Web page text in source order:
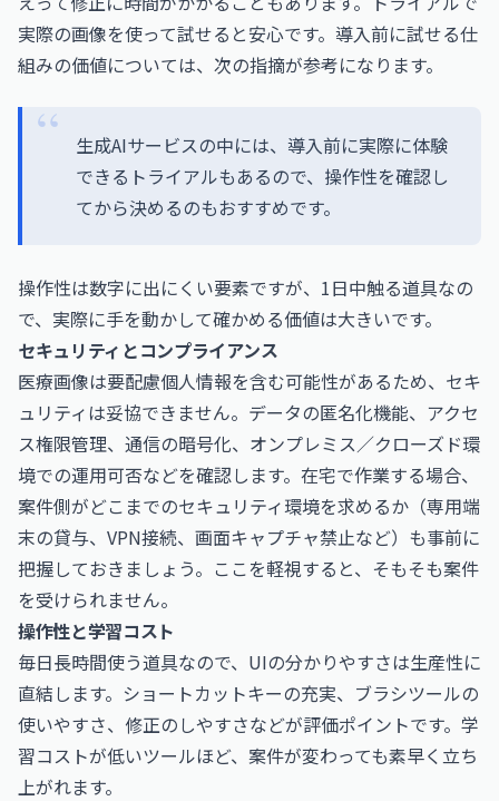
実際の画像を使って試せると安心です。導入前に試せる仕
組みの価値については、次の指摘が参考になります。
生成AIサービスの中には、導入前に実際に体験
できるトライアルもあるので、操作性を確認し
てから決めるのもおすすめです。
操作性は数字に出にくい要素ですが、1日中触る道具なの
で、実際に手を動かして確かめる価値は大きいです。
セキュリティとコンプライアンス
医療画像は要配慮個人情報を含む可能性があるため、セキ
ュリティは妥協できません。データの匿名化機能、アクセ
ス権限管理、通信の暗号化、オンプレミス／クローズド環
境での運用可否などを確認します。在宅で作業する場合、
案件側がどこまでのセキュリティ環境を求めるか（専用端
末の貸与、VPN接続、画面キャプチャ禁止など）も事前に
把握しておきましょう。ここを軽視すると、そもそも案件
を受けられません。
操作性と学習コスト
毎日長時間使う道具なので、UIの分かりやすさは生産性に
直結します。ショートカットキーの充実、ブラシツールの
使いやすさ、修正のしやすさなどが評価ポイントです。学
習コストが低いツールほど、案件が変わっても素早く立ち
上がれます。